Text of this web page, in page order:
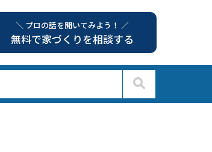
＼ プロの話を聞いてみよう！ ／
無料で家づくりを相談する